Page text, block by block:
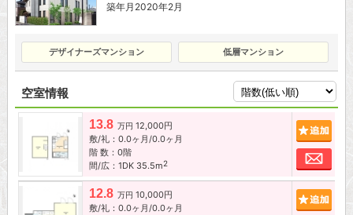
築年月2020年2月
デザイナーズマンション 低層マンション
空室情報
13.8 万円 12,000円
敷/礼：0.0ヶ月/0.0ヶ月
階 数：0階
間/広：1DK 35.5m2
お
12.8 万円 10,000円
敷/礼：0.0ヶ月/0.0ヶ月